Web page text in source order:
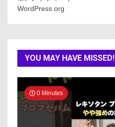
WordPress.org
YOU MAY HAVE MISSED!
0 Minutes